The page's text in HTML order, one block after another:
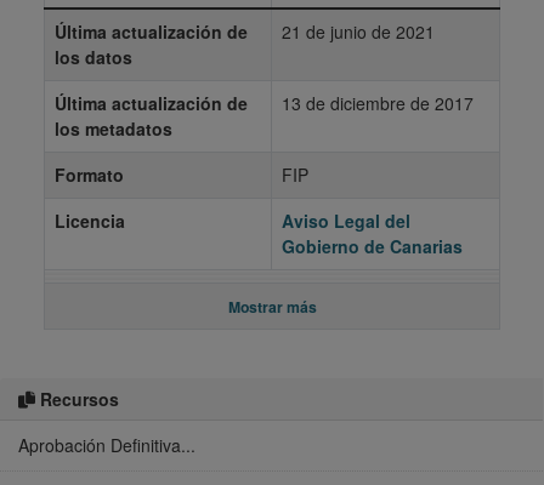
Recursos
Aprobación Definitiva...
Última actualización de
los datos
21 de junio de 2021
Última actualización de
los metadatos
13 de diciembre de 2017
Formato
FIP
Licencia
Aviso Legal del
Gobierno de Canarias
Mostrar más